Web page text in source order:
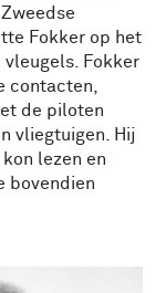
Fokker op het
Fokker
contacten,
de piloten
vliegtuigen. Hij
lezen en
bovendien